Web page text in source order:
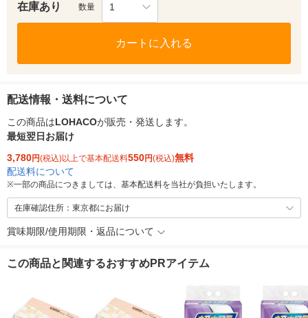
在庫あり 数量 1
カートに入れる
配送情報・送料について
この商品はLOHACOが販売・発送します。
最短翌日お届け
3,780円(税込)以上で基本配送料550円(税込)無料
配送料について
※一部の商品につきましては、基本配送料を当社が負担いたします。
在庫確認住所：東京都にお届け
賞味期限/使用期限・返品について
この商品と関連するおすすめPRアイテム